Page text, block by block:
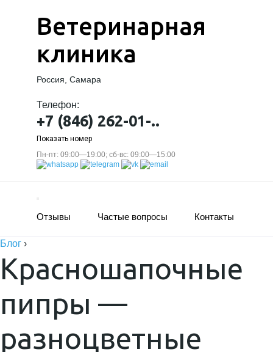
Ветеринарная
клиника
Россия, Самара
Телефон:
+7 (846) 262-01-..
Показать номер
Пн-пт: 09:00—19:00; сб-вс: 09:00—15:00
Отзывы Частые вопросы Контакты
Блог ›
Красношапочные
пипры —
разноцветные